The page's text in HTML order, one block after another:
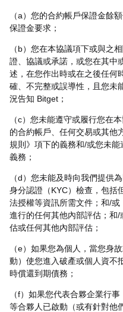
（a）您的合約帳戶保證金餘
保證金要求；
（b）您在本協議項下或與之
證、協議或承諾，或您在其中
述，在您作出時或在之後任何
確、不完整或誤導性，且您未
況告知 Bitget；
（c）您未能遵守或履行您在
的合約帳戶、任何交易或其他
規則》項下的義務和/或您未
義務；
（d）您未能及時向我們提供
身分認證（KYC）檢查，包括
法授權等資訊所需文件；和/
進行的任何其他內部評估；和
估或任何其他內部評估；
（e）如果您為個人，當您身
動）使您進入破產或個人資不
時償還到期債務；
（f）如果您代表合夥企業行
等合夥人已啟動（或有針對他